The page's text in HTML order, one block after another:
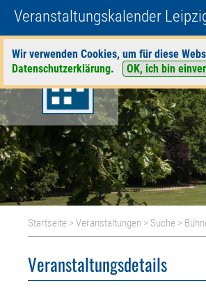
Veranstaltungskalender
Wir verwenden Cookies, um für diese
Datenschutzerklärung. OK, ich bin
Startseite >Veranstaltungen > Suche >
Veranstaltungsdetails